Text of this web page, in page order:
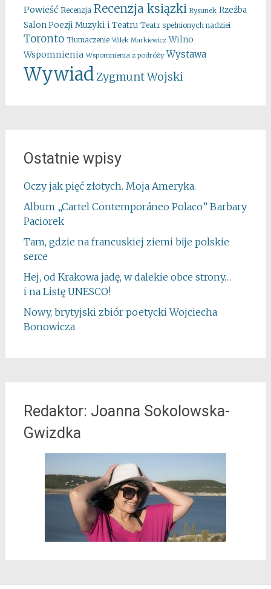
Powieść Recenzja Recenzja ksiązki Rysunek Rzeźba
Salon Poezji Muzyki i Teatru Teatr spełnionych nadziei
Toronto Tłumaczenie Wilek Markiewicz Wilno
Wspomnienia Wspomnienia z podróży Wystawa
WywiadZygmunt Wojski
Ostatnie wpisy
Oczy jak pięć złotych. Moja Ameryka.
Album „Cartel Contemporáneo Polaco” Barbary
Paciorek
Tam, gdzie na francuskiej ziemi bije polskie
serce
Hej, od Krakowa jadę, w dalekie obce strony…
i na Listę UNESCO!
Nowy, brytyjski zbiór poetycki Wojciecha
Bonowicza
Redaktor: Joanna Sokolowska-
Gwizdka